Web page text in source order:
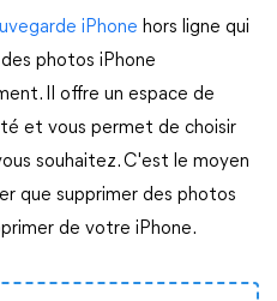
iPhone hors ligne qui
photos iPhone
Il offre un espace de
et vous permet de choisir
souhaitez. C'est le moyen
que supprimer des photos
de votre iPhone.